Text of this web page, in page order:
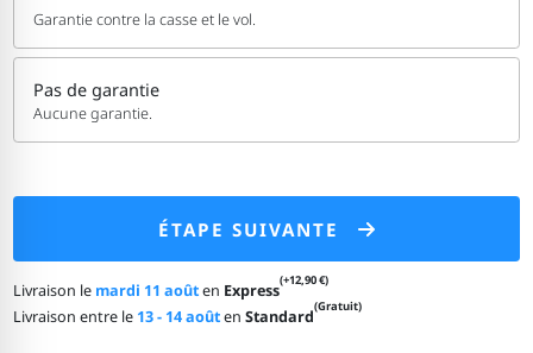
Garantie contre la casse et le vol.
Pas de garantie
Aucune garantie.
ÉTAPE SUIVANTE
Livraison le mardi 11 aoûten Express(+12,90 €)
Livraison entre le 13 - 14 aoûtenStandard(Gratuit)